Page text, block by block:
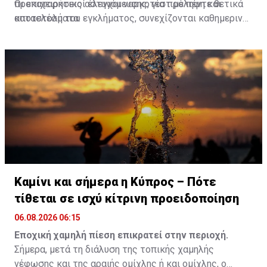
προκαταρκτικοί έλεγχοι ναρκοτέστ με πέντε θετικά
αποτελέσματα.
Οι επιχειρήσεις αστυνόμευσης, για πρόληψη και
καταστολή του εγκλήματος, συνεχίζονται καθημερινά,
στοχευμένους ελέγχους και άμεση επιχειρησιακή
δράση, με σκοπό την αύξηση του αισθήματος
ασφάλειας των πολιτών/την προστασία των πολιτών
και τη διασφάλιση της δημόσιας τάξης.
Καμίνι και σήμερα η Κύπρος – Πότε
τίθεται σε ισχύ κίτρινη προειδοποίηση
06.08.2026 06:15
Εποχική χαμηλή πίεση επικρατεί στην περιοχή.
Σήμερα, μετά τη διάλυση της τοπικής χαμηλής
νέφωσης και της αραιής ομίχλης ή και ομίχλης, ο